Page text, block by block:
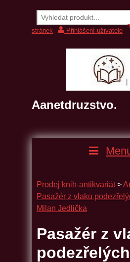
stránek
Přihlášení uživatele
Aanetdruzstvo.
Prodej knih-antikvariát >
Pasažér z vlaku
Milan Jedlička
Pasažér z